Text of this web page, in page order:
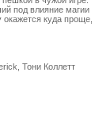
под влияние магии
окажется куда проще,
Тони Коллетт